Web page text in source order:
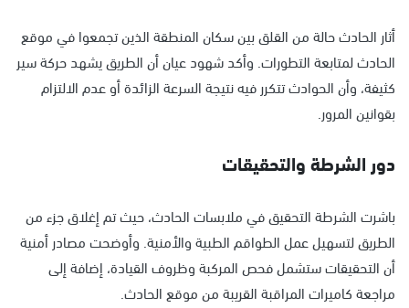
أثار الحادث حالة من القلق بين سكان المنطقة الذين تجمعوا في موقع
الحادث لمتابعة التطورات. وأكد شهود عيان أن الطريق يشهد حركة سير
كثيفة، وأن الحوادث تتكرر فيه نتيجة السرعة الزائدة أو عدم الالتزام
بقوانين المرور.
دور الشرطة والتحقيقات
باشرت الشرطة التحقيق في ملابسات الحادث، حيث تم إغلاق جزء من
الطريق لتسهيل عمل الطواقم الطبية والأمنية. وأوضحت مصادر أمنية
أن التحقيقات ستشمل فحص المركبة وظروف القيادة، إضافة إلى
مراجعة كاميرات المراقبة القريبة من موقع الحادث.